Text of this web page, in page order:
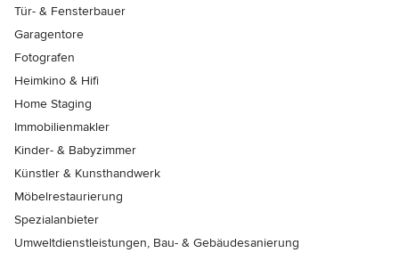
Tür- & Fensterbauer
Garagentore
Fotografen
Heimkino & Hifi
Home Staging
Immobilienmakler
Kinder- & Babyzimmer
Künstler & Kunsthandwerk
Möbelrestaurierung
Spezialanbieter
Umweltdienstleistungen, Bau- & Gebäudesanierung